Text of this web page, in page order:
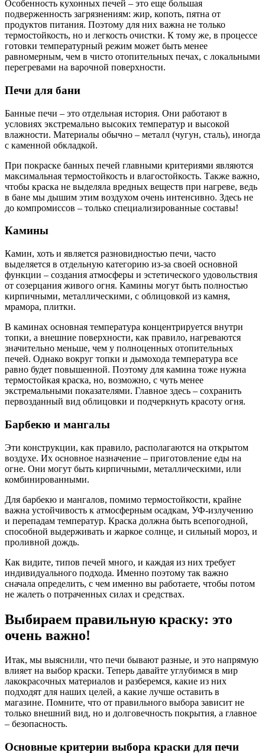
Особенность кухонных печей – это еще большая
подверженность загрязнениям: жир, копоть, пятна от
продуктов питания. Поэтому для них важна не только
термостойкость, но и легкость очистки. К тому же, в процессе
готовки температурный режим может быть менее
равномерным, чем в чисто отопительных печах, с локальными
перегревами на варочной поверхности.
Печи для бани
Банные печи – это отдельная история. Они работают в
условиях экстремально высоких температур и высокой
влажности. Материалы обычно – металл (чугун, сталь), иногда
с каменной обкладкой.
При покраске банных печей главными критериями являются
максимальная термостойкость и влагостойкость. Также важно,
чтобы краска не выделяла вредных веществ при нагреве, ведь
в бане мы дышим этим воздухом очень интенсивно. Здесь не
до компромиссов – только специализированные составы!
Камины
Камин, хоть и является разновидностью печи, часто
выделяется в отдельную категорию из-за своей основной
функции – создания атмосферы и эстетического удовольствия
от созерцания живого огня. Камины могут быть полностью
кирпичными, металлическими, с облицовкой из камня,
мрамора, плитки.
В каминах основная температура концентрируется внутри
топки, а внешние поверхности, как правило, нагреваются
значительно меньше, чем у полноценных отопительных
печей. Однако вокруг топки и дымохода температура все
равно будет повышенной. Поэтому для камина тоже нужна
термостойкая краска, но, возможно, с чуть менее
экстремальными показателями. Главное здесь – сохранить
первозданный вид облицовки и подчеркнуть красоту огня.
Барбекю и мангалы
Эти конструкции, как правило, располагаются на открытом
воздухе. Их основное назначение – приготовление еды на
огне. Они могут быть кирпичными, металлическими, или
комбинированными.
Для барбекю и мангалов, помимо термостойкости, крайне
важна устойчивость к атмосферным осадкам, УФ-излучению
и перепадам температур. Краска должна быть всепогодной,
способной выдерживать и жаркое солнце, и сильный мороз, и
проливной дождь.
Как видите, типов печей много, и каждая из них требует
индивидуального подхода. Именно поэтому так важно
сначала определить, с чем именно вы работаете, чтобы потом
не жалеть о потраченных силах и средствах.
Выбираем правильную краску: это
очень важно!
Итак, мы выяснили, что печи бывают разные, и это напрямую
влияет на выбор краски. Теперь давайте углубимся в мир
лакокрасочных материалов и разберемся, какие из них
подходят для наших целей, а какие лучше оставить в
магазине. Помните, что от правильного выбора зависит не
только внешний вид, но и долговечность покрытия, а главное
– безопасность.
Основные критерии выбора краски для печи